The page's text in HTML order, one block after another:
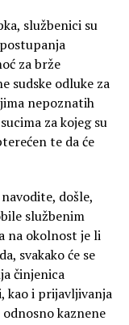
službenici su
za brže
sudske odluke za
nepoznatih
za kojeg su
te da će
došle,
službenim
na okolnost je li
svakako će se
činjenica
kao i prijavljivanja
kaznene